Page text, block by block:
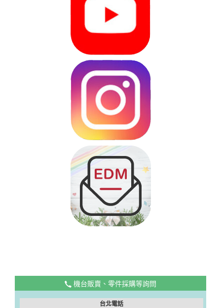
機台販賣、零件採購等詢問
台北電話